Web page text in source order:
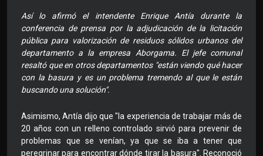
Así lo afirmó el intendente Enrique Antía durante la
conferencia de prensa por la adjudicación de la licitación
pública para valorización de residuos sólidos urbanos del
departamento a la empresa Aborgama. El jefe comunal
resaltó que en otros departamentos "están viendo qué hacer
con la basura y es un problema tremendo al que le están
buscando una solución".
Asimismo, Antía dijo que "la experiencia de trabajar más de
20 años con un relleno controlado sirvió para prevenir de
problemas que se venían, ya que se iba a tener que
peregrinar para encontrar dónde tirar la basura". Reconoció